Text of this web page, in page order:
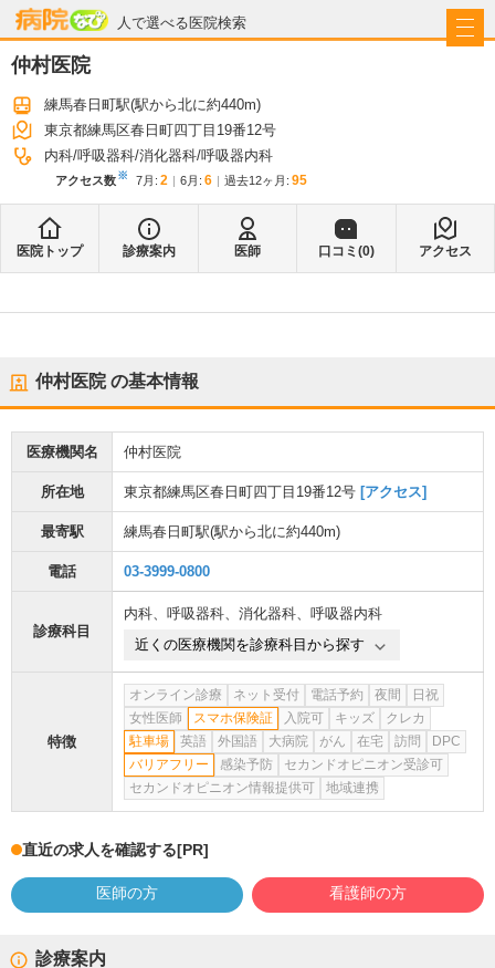
人で選べる医院検索
病院なび
仲村医院
練馬春日町駅(駅から北に約440m)
東京都練馬区春日町四丁目19番12号
内科 呼吸器科 消化器科 呼吸器内科
アクセス数※ 7月 : 2 6月 : 6 過去12ヶ月: 95
医院トップ 診療案内 医師 口コミ(0) アクセス
仲村医院の基本情報
医療機関名 仲村医院
所在地 東京都練馬区春日町四丁目19番12号 [アクセス]
最寄駅 練馬春日町駅(駅から北に約440m)
電話 03-3999-0800
診療科目
内科、 呼吸器科、 消化器科、 呼吸器内科
近くの医療機関を診療科目から探す
特徴
オンライン診療 ネット受付 電話予約 夜間
日祝
女性医師
スマホ保険証 入院可 キッズ
クレカ
駐車場
英語 外国語 大病院 がん 在宅 訪問
DPC
バリアフリー
感染予防
セカンドオピニオン受診可
セカンドオピニオン情報提供可
地域連携
直近の求人を確認する[PR]
医師の方 看護師の方
診療案内